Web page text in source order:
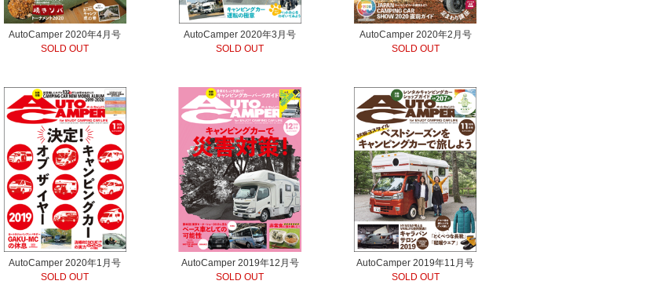
AutoCamper 2020年4月号
SOLD OUT
AutoCamper 2020年3月号
SOLD OUT
AutoCamper 2020年2月号
SOLD OUT
AutoCamper 2020年1月号
SOLD OUT
AutoCamper 2019年12月号
SOLD OUT
AutoCamper 2019年11月号
SOLD OUT